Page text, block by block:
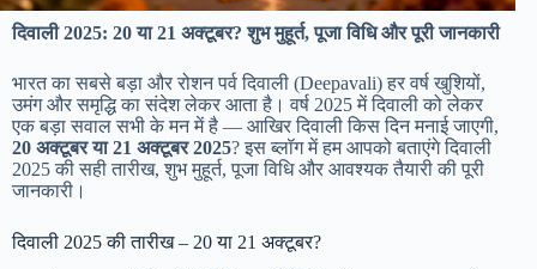
दिवाली 2025: 20 या 21 अक्टूबर? शुभ मुहूर्त, पूजा विधि और पूरी जानकारी
भारत का सबसे बड़ा और रोशन पर्व दिवाली (Deepavali) हर वर्ष खुशियों,
उमंग और समृद्धि का संदेश लेकर आता है। वर्ष 2025 में दिवाली को लेकर
एक बड़ा सवाल सभी के मन में है — आखिर दिवाली किस दिन मनाई जाएगी,
20 अक्टूबर या 21 अक्टूबर 2025? इस ब्लॉग में हम आपको बताएंगे दिवाली
2025 की सही तारीख, शुभ मुहूर्त, पूजा विधि और आवश्यक तैयारी की पूरी
जानकारी।
दिवाली 2025 की तारीख – 20 या 21 अक्टूबर?